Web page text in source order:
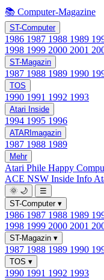
📚 Computer-Magazine
ST-Computer
1986 1987 1988 1989
1998 1999 2000 2001
ST-Magazin
1987 1988 1989 1990
TOS
1990 1991 1992 1993
Atari Inside
1994 1995 1996
ATARImagazin
1987 1988 1989
Mehr
Atari Phile Happy
ACE NSW Inside Info
🌞 🌙
☰
ST-Computer ▾
1986 1987 1988 1989
1998 1999 2000 2001
ST-Magazin ▾
1987 1988 1989 1990
TOS ▾
1990 1991 1992 1993